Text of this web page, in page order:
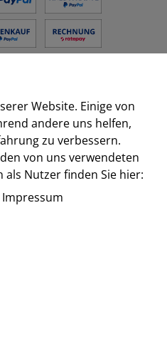
Website. Einige von
andere uns helfen,
zu verbessern.
von uns verwendeten
als Nutzer finden Sie hier:
Impressum